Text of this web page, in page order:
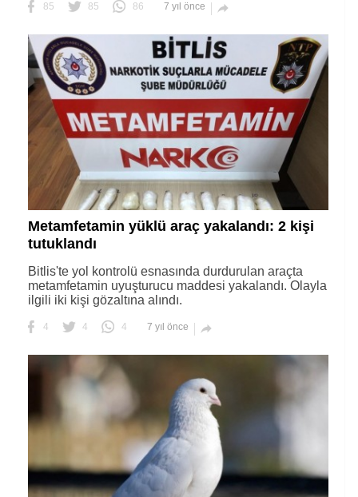
85 85 86 7 yıl önce 
Metamfetamin yüklü araç yakalandı: 2 kişi
tutuklandı
Bitlis'te yol kontrolü esnasında durdurulan araçta
metamfetamin uyuşturucu maddesi yakalandı. Olayla
ilgili iki kişi gözaltına alındı.
4 4 4 7 yıl önce 